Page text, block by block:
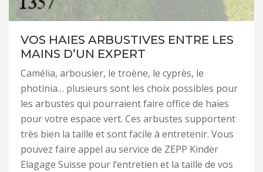
VOS HAIES ARBUSTIVES ENTRE LES
MAINS D’UN EXPERT
Camélia, arbousier, le troène, le cyprès, le
photinia… plusieurs sont les choix possibles pour
les arbustes qui pourraient faire office de haies
pour votre espace vert. Ces arbustes supportent
très bien la taille et sont facile à entretenir. Vous
pouvez faire appel au service de ZEPP Kinder
Elagage Suisse pour l’entretien et la taille de vos